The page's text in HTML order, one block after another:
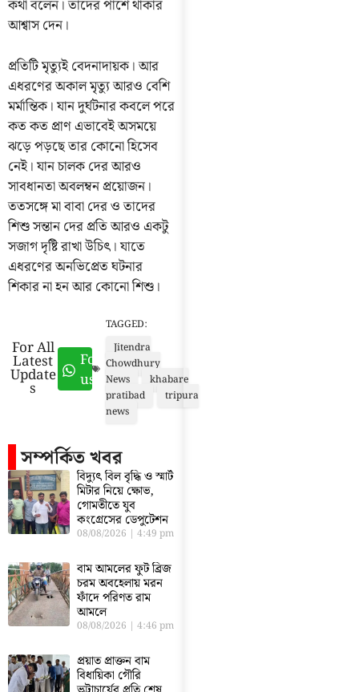
কথা বলেন। তাদের পাশে থাকার
আশ্বাস দেন।
প্রতিটি মৃত্যুই বেদনাদায়ক। আর
এধরণের অকাল মৃত্যু আরও বেশি
মর্মান্তিক। যান দুর্ঘটনার কবলে পরে
কত কত প্রাণ এভাবেই অসময়ে
ঝড়ে পড়ছে তার কোনো হিসেব
নেই। যান চালক দের আরও
সাবধানতা অবলম্বন প্রয়োজন।
ততসঙ্গে মা বাবা দের ও তাদের
শিশু সন্তান দের প্রতি আরও একটু
সজাগ দৃষ্টি রাখা উচিৎ। যাতে
এধরণের অনভিপ্রেত ঘটনার
শিকার না হন আর কোনো শিশু।
For All
Latest
Update
s
Follow
us
TAGGED:
Jitendra
Chowdhury
News
khabare
pratibad
tripura
news
সম্পর্কিত খবর
বিদ্যুৎ বিল বৃদ্ধি ও স্মার্ট
মিটার নিয়ে ক্ষোভ,
গোমতীতে যুব
কংগ্রেসের ডেপুটেশন
08/08/2026 4:49 pm
বাম আমলের ফুট ব্রিজ
চরম অবহেলায় মরন
ফাঁদে পরিণত রাম
আমলে
08/08/2026 4:46 pm
প্রয়াত প্রাক্তন বাম
বিধায়িকা গৌরি